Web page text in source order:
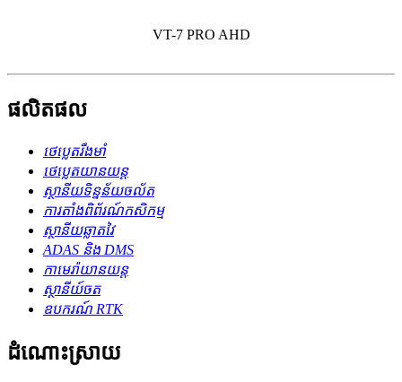
VT-7 PRO AHD
ផលិតផល
ថេប្លេតរឹងមាំ
ថេប្លេតយានយន្ត
ស្ថានីយទិន្នន័យចល័ត
ការតាំងពិព័រណ៍កសិកម្ម
ស្ថានីយឆ្លាតវៃ
ADAS និង DMS
កាមេរ៉ាយានយន្ត
ស្ថានីយ៍ចត
ឧបករណ៍ RTK
ដំណោះស្រាយ